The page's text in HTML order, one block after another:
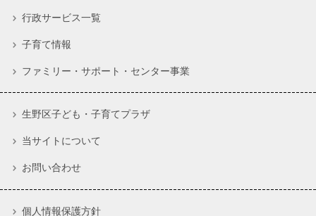
行政サービス一覧
子育て情報
ファミリー・サポート・センター事業
生野区子ども・子育てプラザ
当サイトについて
お問い合わせ
個人情報保護方針